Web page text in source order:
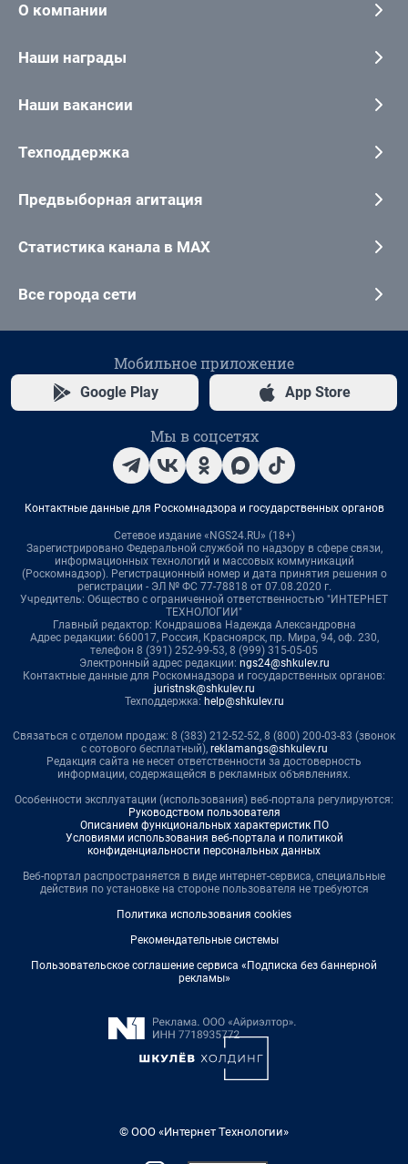
О компании
Наши награды
Наши вакансии
Техподдержка
Предвыборная агитация
Статистика канала в MAX
Все города сети
Мобильное приложение
Google Play App Store
Мы в соцсетях
Контактные данные для Роскомнадзора и государственных органов
Сетевое издание «NGS24.RU» (18+)
Зарегистрировано Федеральной службой по надзору в сфере связи,
информационных технологий и массовых коммуникаций
(Роскомнадзор). Регистрационный номер и дата принятия решения о
регистрации - ЭЛ № ФС 77-78818 от 07.08.2020 г.
Учредитель: Общество с ограниченной ответственностью "ИНТЕРНЕТ
ТЕХНОЛОГИИ"
Главный редактор: Кондрашова Надежда Александровна
Адрес редакции: 660017, Россия, Красноярск, пр. Мира, 94, оф. 230,
телефон 8 (391) 252-99-53, 8 (999) 315-05-05
Электронный адрес редакции: ngs24@shkulev.ru
Контактные данные для Роскомнадзора и государственных органов:
juristnsk@shkulev.ru
Техподдержка: help@shkulev.ru
Связаться с отделом продаж: 8 (383) 212-52-52, 8 (800) 200-03-83 (звонок
с сотового бесплатный), reklamangs@shkulev.ru
Редакция сайта не несет ответственности за достоверность
информации, содержащейся в рекламных объявлениях.
Особенности эксплуатации (использования) веб-портала регулируются:
Руководством пользователя
Описанием функциональных характеристик ПО
Условиями использования веб-портала и политикой
конфиденциальности персональных данных
Веб-портал распространяется в виде интернет-сервиса, специальные
действия по установке на стороне пользователя не требуются
Политика использования cookies
Рекомендательные системы
Пользовательское соглашение сервиса «Подписка без баннерной
рекламы»
© ООО «Интернет Технологии»